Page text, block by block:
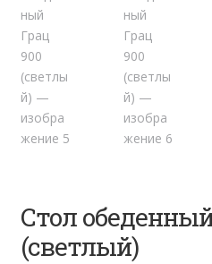
Стол
(светлый)